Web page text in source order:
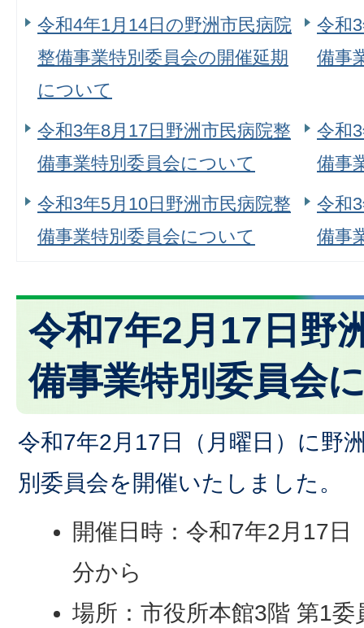
令和4年1月14日の野洲市民病院
整備事業特別委員会の開催延期
について
令和
備事
令和3年8月17日野洲市民病院整
備事業特別委員会について
令和
備事
令和3年5月10日野洲市民病院整
備事業特別委員会について
令和
備事
令和7年2月17日野
備事業特別委員会
令和7年2月17日（月曜日）に野
別委員会を開催いたしました。
開催日時：令和7年2月17日
分から
場所：市役所本館3階 第1委